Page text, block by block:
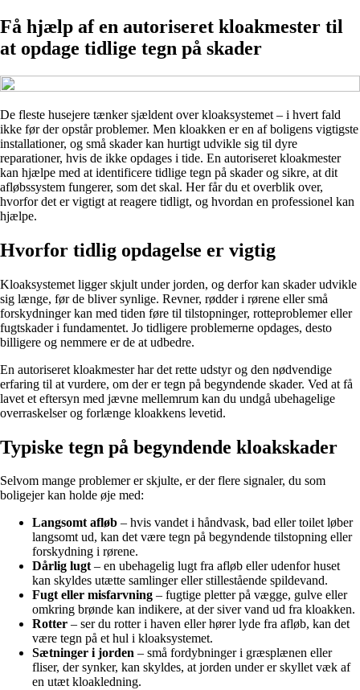
Få hjælp af en autoriseret kloakmester til
at opdage tidlige tegn på skader
De fleste husejere tænker sjældent over kloaksystemet – i hvert fald
ikke før der opstår problemer. Men kloakken er en af boligens vigtigste
installationer, og små skader kan hurtigt udvikle sig til dyre
reparationer, hvis de ikke opdages i tide. En autoriseret kloakmester
kan hjælpe med at identificere tidlige tegn på skader og sikre, at dit
afløbssystem fungerer, som det skal. Her får du et overblik over,
hvorfor det er vigtigt at reagere tidligt, og hvordan en professionel kan
hjælpe.
Hvorfor tidlig opdagelse er vigtig
Kloaksystemet ligger skjult under jorden, og derfor kan skader udvikle
sig længe, før de bliver synlige. Revner, rødder i rørene eller små
forskydninger kan med tiden føre til tilstopninger, rotteproblemer eller
fugtskader i fundamentet. Jo tidligere problemerne opdages, desto
billigere og nemmere er de at udbedre.
En autoriseret kloakmester har det rette udstyr og den nødvendige
erfaring til at vurdere, om der er tegn på begyndende skader. Ved at få
lavet et eftersyn med jævne mellemrum kan du undgå ubehagelige
overraskelser og forlænge kloakkens levetid.
Typiske tegn på begyndende kloakskader
Selvom mange problemer er skjulte, er der flere signaler, du som
boligejer kan holde øje med:
Langsomt afløb – hvis vandet i håndvask, bad eller toilet løber
langsomt ud, kan det være tegn på begyndende tilstopning eller
forskydning i rørene.
Dårlig lugt– en ubehagelig lugt fra afløb eller udenfor huset
kan skyldes utætte samlinger eller stillestående spildevand.
Fugt eller misfarvning – fugtige pletter på vægge, gulve eller
omkring brønde kan indikere, at der siver vand ud fra kloakken.
Rotter – ser du rotter i haven eller hører lyde fra afløb, kan det
være tegn på et hul i kloaksystemet.
Sætninger i jorden – små fordybninger i græsplænen eller
fliser, der synker, kan skyldes, at jorden under er skyllet væk af
en utæt kloakledning.